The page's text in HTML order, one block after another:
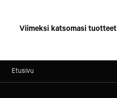
Viimeksi katsomasi tuotteet
Etusivu